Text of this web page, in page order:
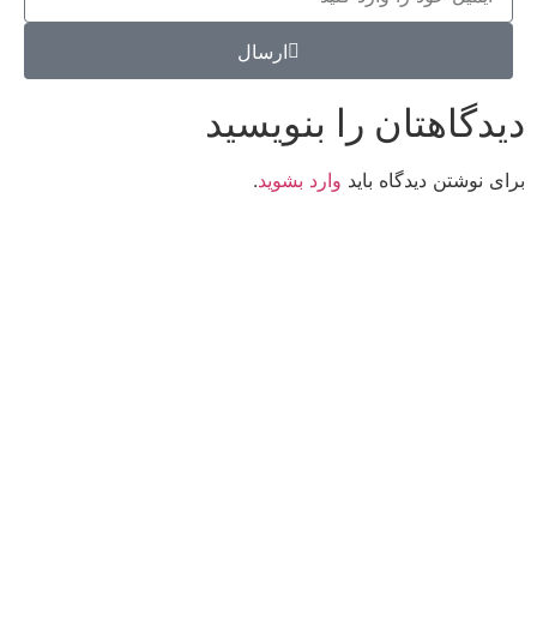
ارسال
دیدگاهتان را بنویسید
برای نوشتن دیدگاه باید وارد بشوید.